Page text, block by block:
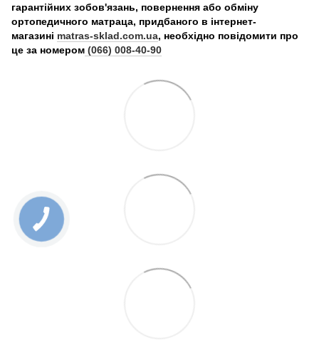
гарантійних зобов'язань, повернення або обміну
ортопедичного матраца, придбаного в інтернет-
магазині matras-sklad.com.ua, необхідно повідомити про
це за номером (066) 008-40-90